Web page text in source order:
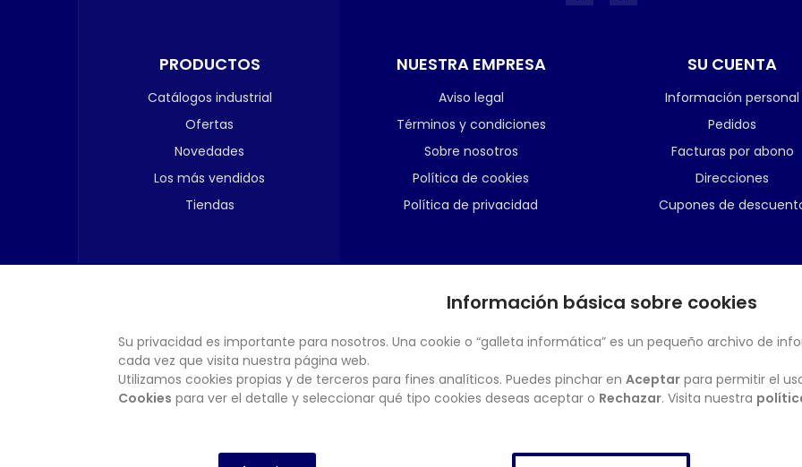
PRODUCTOS
Catálogos industrial
Ofertas
Novedades
Los más vendidos
Tiendas
NUESTRA EMPRESA
Aviso legal
Términos y condiciones
Sobre nosotros
Política de cookies
Política de privacidad
SU CUENTA
Información personal
Pedidos
Facturas por abono
Direcciones
Cupones de
BOLETÍN
Información básica sobre cookies
Su privacidad es importante para nosotros. Una cookie o “galleta informática” es un pequeño archivo de
cada vez que visita nuestra página web.
Utilizamos cookies propias y de terceros para fines analíticos. Puedes pinchar en Aceptar para permitir el
Cookies para ver el detalle y seleccionar qué tipo cookies deseas aceptar o Rechazar. Visita nuestra